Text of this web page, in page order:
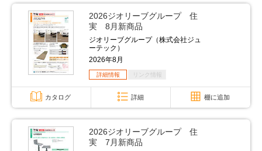
2026ジオリーブグループ 住
実 8月新商品
ジオリーブグループ（株式会社ジュ
ーテック）
2026年8月
詳細情報 リンク情報
カタログ 詳細 棚に追加
2026ジオリーブグループ 住
実 7月新商品